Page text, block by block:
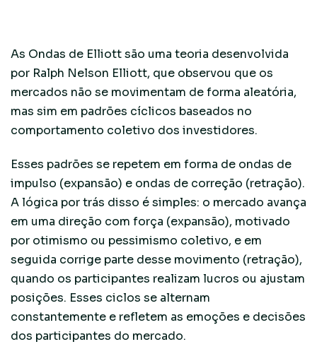
As Ondas de Elliott são uma teoria desenvolvida
por Ralph Nelson Elliott, que observou que os
mercados não se movimentam de forma aleatória,
mas sim em padrões cíclicos baseados no
comportamento coletivo dos investidores.
Esses padrões se repetem em forma de ondas de
impulso (expansão) e ondas de correção (retração).
A lógica por trás disso é simples: o mercado avança
em uma direção com força (expansão), motivado
por otimismo ou pessimismo coletivo, e em
seguida corrige parte desse movimento (retração),
quando os participantes realizam lucros ou ajustam
posições. Esses ciclos se alternam
constantemente e refletem as emoções e decisões
dos participantes do mercado.